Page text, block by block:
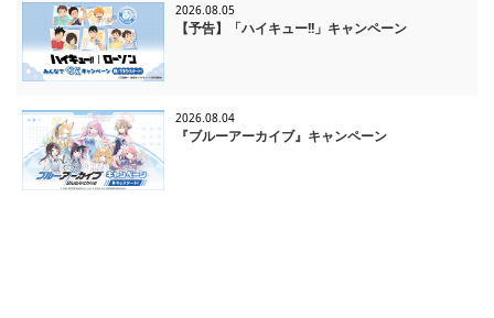
2026.08.05
【予告】「ハイキュー!!」キャンペーン
2026.08.04
『ブルーアーカイブ』キャンペーン